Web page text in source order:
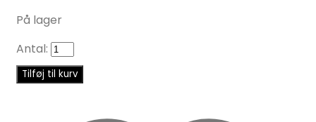
På lager
Antal:
Tilføj til kurv